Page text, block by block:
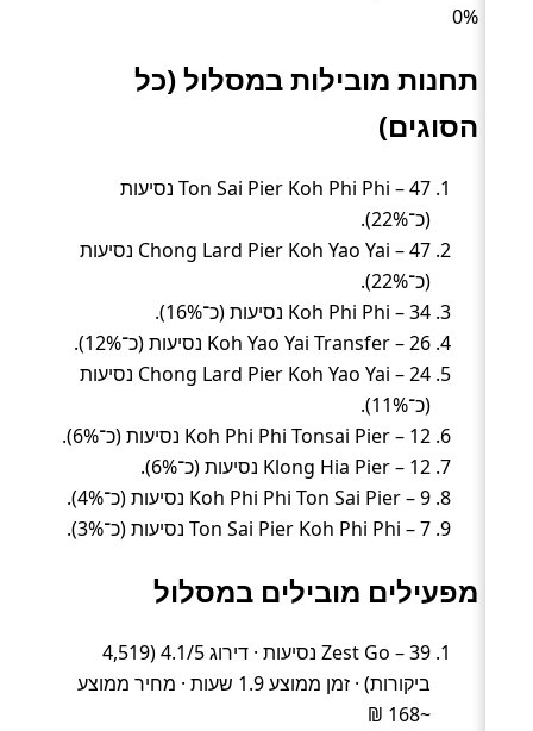
0%
תחנות מובילות במסלול (כל
הסוגים)
Ton Sai Pier Koh Phi Phi – 47 נסיעות
(כ־22%).
Chong Lard Pier Koh Yao Yai – 47 נסיעות
(כ־22%).
Koh Phi Phi – 34 נסיעות (כ־16%).
Koh Yao Yai Transfer – 26 נסיעות (כ־12%).
Chong Lard Pier Koh Yao Yai – 24 נסיעות
(כ־11%).
Koh Phi Phi Tonsai Pier – 12 נסיעות (כ־6%).
Klong Hia Pier – 12 נסיעות (כ־6%).
Koh Phi Phi Ton Sai Pier – 9 נסיעות (כ־4%).
Ton Sai Pier Koh Phi Phi – 7 נסיעות (כ־3%).
מפעילים מובילים במסלול
Zest Go – 39 נסיעות · דירוג 4.1/5 (4,519
ביקורות) · זמן ממוצע 1.9 שעות · מחיר ממוצע
~168 ₪